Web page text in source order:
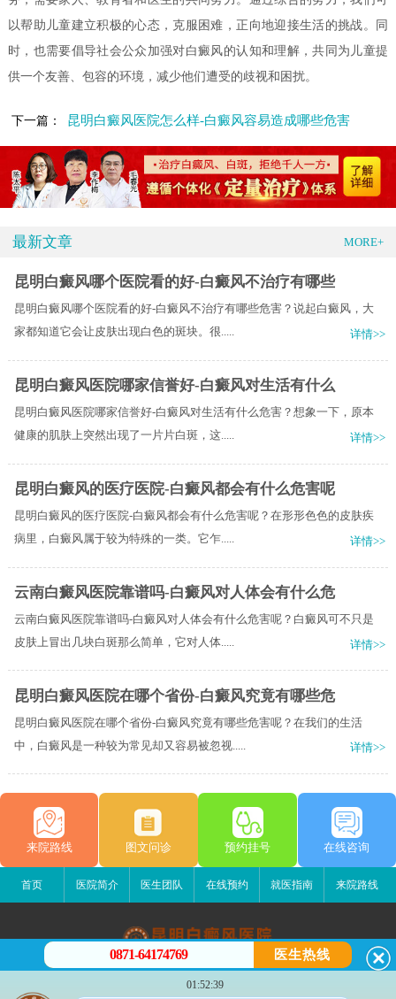
以帮助儿童建立积极的心态，克服困难，正向地迎接生活的挑战。同
时，也需要倡导社会公众加强对白癜风的认知和理解，共同为儿童提
供一个友善、包容的环境，减少他们遭受的歧视和困扰。
下一篇： 昆明白癜风医院怎么样-白癜风容易造成哪些危害
最新文章 MORE+
昆明白癜风哪个医院看的好-白癜风不治疗有哪些
昆明白癜风哪个医院看的好-白癜风不治疗有哪些危害？说起白癜风，大
家都知道它会让皮肤出现白色的斑块。很.....
详情>>
昆明白癜风医院哪家信誉好-白癜风对生活有什么
昆明白癜风医院哪家信誉好-白癜风对生活有什么危害？想象一下，原本
健康的肌肤上突然出现了一片片白斑，这.....
详情>>
昆明白癜风的医疗医院-白癜风都会有什么危害呢
昆明白癜风的医疗医院-白癜风都会有什么危害呢？在形形色色的皮肤疾
病里，白癜风属于较为特殊的一类。它乍.....
详情>>
云南白癜风医院靠谱吗-白癜风对人体会有什么危
云南白癜风医院靠谱吗-白癜风对人体会有什么危害呢？白癜风可不只是
皮肤上冒出几块白斑那么简单，它对人体.....
详情>>
昆明白癜风医院在哪个省份-白癜风究竟有哪些危
昆明白癜风医院在哪个省份-白癜风究竟有哪些危害呢？在我们的生活
中，白癜风是一种较为常见却又容易被忽视.....
详情>>
来院路线 图文问诊 预约挂号 在线咨询
首页 医院简介 医生团队 在线预约 就医指南 来院路线
昆明白癜风医院
昆明市五华区护国路2号
0871-64174769 医生热线
01:52:39